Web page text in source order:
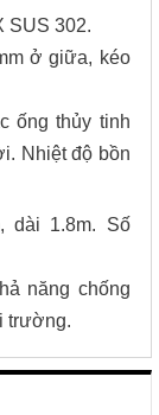
SUS 302.
ở giữa, kéo
ống thủy tinh
Nhiệt độ bồn
dài 1.8m. Số
năng chống
trường.